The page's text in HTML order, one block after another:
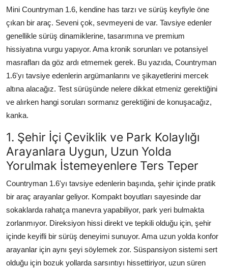
Mini Countryman 1.6, kendine has tarzı ve sürüş keyfiyle öne
çıkan bir araç. Seveni çok, sevmeyeni de var. Tavsiye edenler
genellikle sürüş dinamiklerine, tasarımına ve premium
hissiyatına vurgu yapıyor. Ama kronik sorunları ve potansiyel
masrafları da göz ardı etmemek gerek. Bu yazıda, Countryman
1.6'yı tavsiye edenlerin argümanlarını ve şikayetlerini mercek
altına alacağız. Test sürüşünde nelere dikkat etmeniz gerektiğini
ve alırken hangi soruları sormanız gerektiğini de konuşacağız,
kanka.
1. Şehir İçi Çeviklik ve Park Kolaylığı
Arayanlara Uygun, Uzun Yolda
Yorulmak İstemeyenlere Ters Teper
Countryman 1.6'yı tavsiye edenlerin başında, şehir içinde pratik
bir araç arayanlar geliyor. Kompakt boyutları sayesinde dar
sokaklarda rahatça manevra yapabiliyor, park yeri bulmakta
zorlanmıyor. Direksiyon hissi direkt ve tepkili olduğu için, şehir
içinde keyifli bir sürüş deneyimi sunuyor. Ama uzun yolda konfor
arayanlar için aynı şeyi söylemek zor. Süspansiyon sistemi sert
olduğu için bozuk yollarda sarsıntıyı hissettiriyor, uzun süren